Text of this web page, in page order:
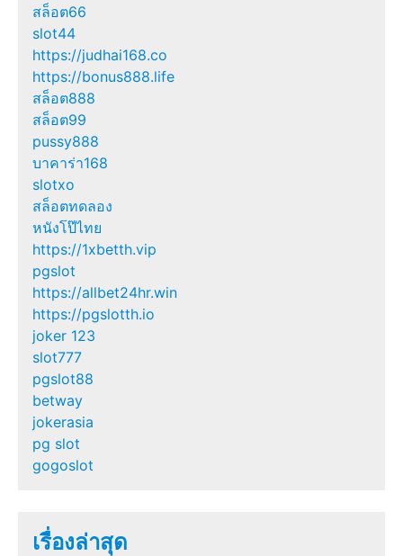
สล็อต66
slot44
https://judhai168.co
https://bonus888.life
สล็อต888
สล็อต99
pussy888
บาคาร่า168
slotxo
สล็อตทดลอง
หนังโป๊ไทย
https://1xbetth.vip
pgslot
https://allbet24hr.win
https://pgslotth.io
joker 123
slot777
pgslot88
betway
jokerasia
pg slot
gogoslot
เรื่องล่าสุด